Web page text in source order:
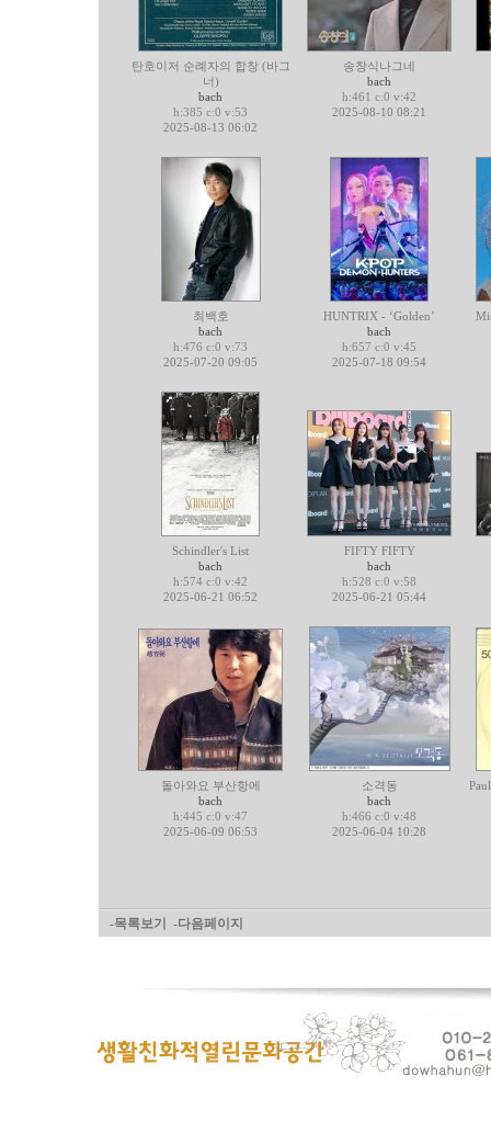
탄호이저 순례자의 합창 (바그
너)
bach
h:385 c:0 v:53
2025-08-13 06:02
송창식나그네
bach
h:461 c:0 v:42
2025-08-10 08:21
최백호
bach
h:476 c:0 v:73
2025-07-20 09:05
HUNTRIX - ‘Golden’
bach
h:657 c:0 v:45
2025-07-18 09:54
Schindler's List
bach
h:574 c:0 v:42
2025-06-21 06:52
FIFTY FIFTY
bach
h:528 c:0 v:58
2025-06-21 05:44
돌아와요 부산항에
bach
h:445 c:0 v:47
2025-06-09 06:53
소격동
bach
h:466 c:0 v:48
2025-06-04 10:28
-목록보기 -다음페이지